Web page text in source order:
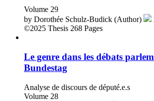
Volume 29
by Dorothée Schulz-Budick (Author)
©2025 Thesis 268 Pages
Le genre dans les débats
Bundestag
Analyse de discours de député.e.s
Volume 28